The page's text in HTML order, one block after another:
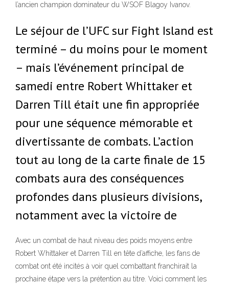
l’ancien champion dominateur du WSOF Blagoy Ivanov.
Le séjour de l’UFC sur Fight Island est
terminé – du moins pour le moment
– mais l’événement principal de
samedi entre Robert Whittaker et
Darren Till était une fin appropriée
pour une séquence mémorable et
divertissante de combats. L’action
tout au long de la carte finale de 15
combats aura des conséquences
profondes dans plusieurs divisions,
notamment avec la victoire de
Avec un combat de haut niveau des poids moyens entre
Robert Whittaker et Darren Till en tête d’affiche, les fans de
combat ont été incités à voir quel combattant franchirait la
prochaine étape vers la prétention au titre. Voici comment les